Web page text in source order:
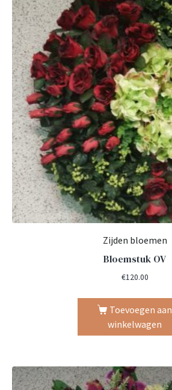
Zijden bloemen
Bloemstuk OV
€120.00
Toevoegen aan
winkelwagen